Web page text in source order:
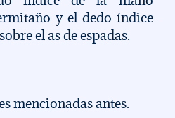
y el dedo índice
el as de espadas.
mencionadas antes.